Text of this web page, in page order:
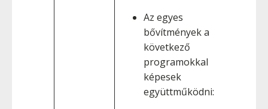
Az egyes
bővítmények a
következő
programokkal
képesek
együttműködni: